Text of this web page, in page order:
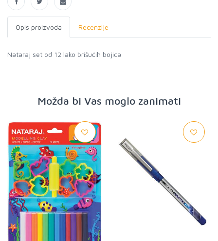
Opis proizvoda Recenzije
Nataraj set od 12 lako brišućih bojica
Možda bi Vas moglo zanimati